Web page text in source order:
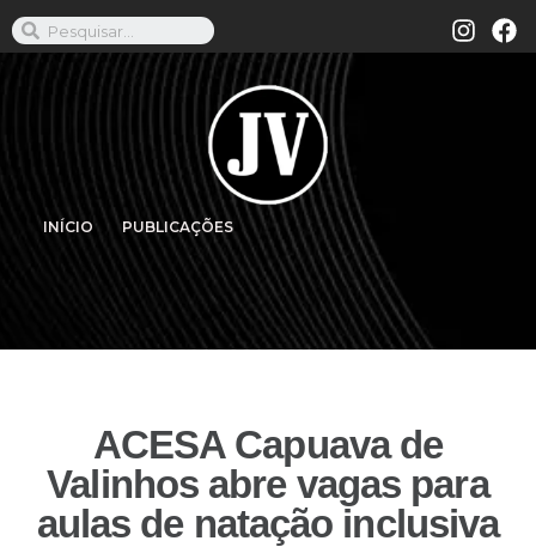
INÍCIO PUBLICAÇÕES
ACESA Capuava de
Valinhos abre vagas para
aulas de natação inclusiva